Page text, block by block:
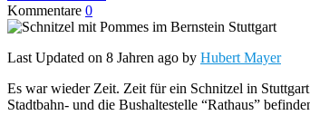
Kommentare 0
Last Updated on 8 Jahren ago by Hubert Mayer
Es war wieder Zeit. Zeit für ein Schnitzel in
Stadtbahn- und die Bushaltestelle “Rathaus”